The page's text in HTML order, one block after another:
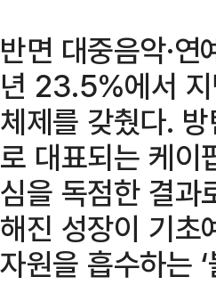
반면 대중음악·
년 23.5%에서
체제를 갖췄다.
로 대표되는 케이
심을 독점한 결과
해진 성장이 기초
자원을 흡수하는